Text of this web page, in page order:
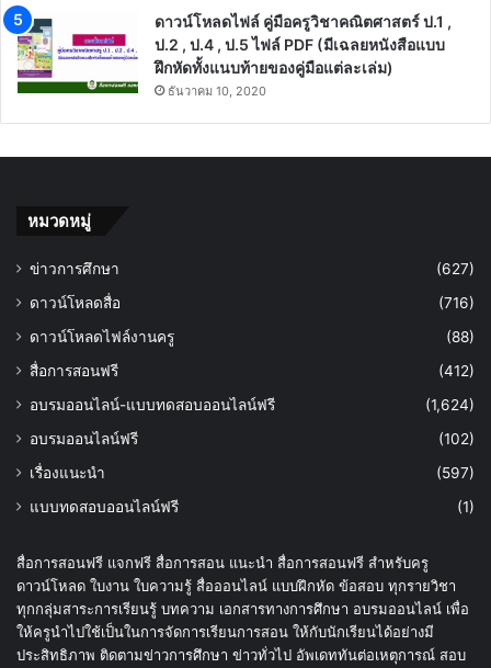
ดาวน์โหลดไฟล์ คู่มือครูวิชาคณิตศาสตร์ ป.1 ,
ป.2 , ป.4 , ป.5 ไฟล์ PDF (มีเฉลยหนังสือแบบ
ฝึกหัดทั้งแนบท้ายของคู่มือแต่ละเล่ม)
ธันวาคม 10, 2020
หมวดหมู่
ข่าวการศึกษา
(627)
ดาวน์โหลดสื่อ
(716)
ดาวน์โหลดไฟล์งานครู
(88)
สื่อการสอนฟรี
(412)
อบรมออนไลน์-แบบทดสอบออนไลน์ฟรี
(1,624)
อบรมออนไลน์ฟรี
(102)
เรื่องแนะนำ
(597)
แบบทดสอบออนไลน์ฟรี
(1)
สื่อการสอนฟรี แจกฟรี สื่อการสอน แนะนำ สื่อการสอนฟรี สำหรับครู
ดาวน์โหลด ใบงาน ใบความรู้ สื่อออนไลน์ แบบฝึกหัด ข้อสอบ ทุกรายวิชา
ทุกกลุ่มสาระการเรียนรู้ บทความ เอกสารทางการศึกษา อบรมออนไลน์ เพื่อ
ให้ครูนำไปใช้เป็นในการจัดการเรียนการสอน ให้กับนักเรียนได้อย่างมี
ประสิทธิภาพ ติดตามข่าวการศึกษา ข่าวทั่วไป อัพเดททันต่อเหตุการณ์ สอบ